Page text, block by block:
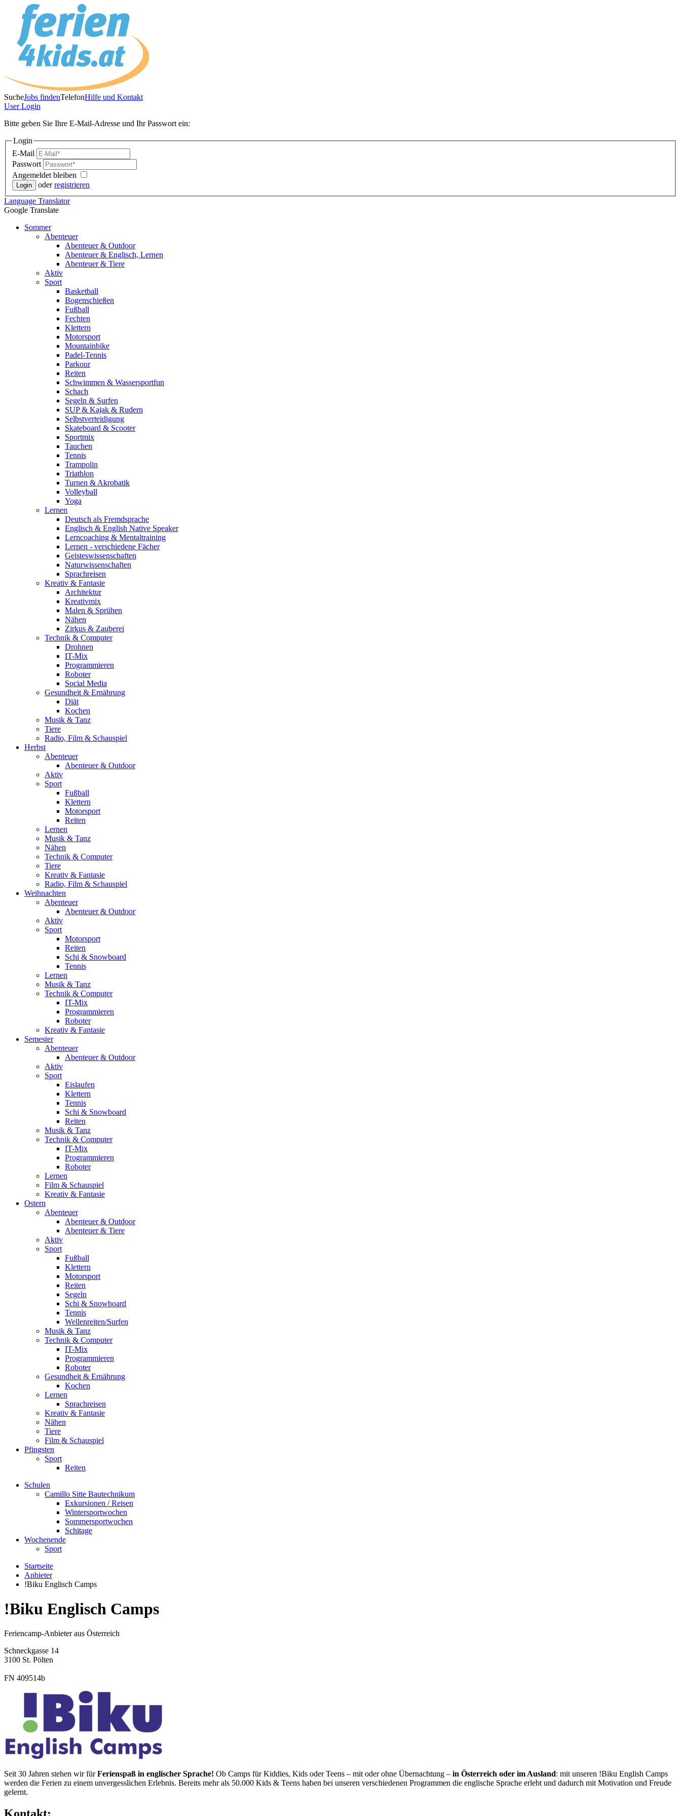
SucheJobs findenTelefonHilfe und Kontakt
UserLogin
Bitte geben Sie Ihre E-Mail-Adresse und Ihr Passwort ein:
Login
E-Mail
Passwort
Angemeldet bleiben
oderregistrieren
Language Translator
Google Translate
Sommer
Abenteuer
Abenteuer & Outdoor
Abenteuer & Englisch, Lernen
Abenteuer & Tiere
Aktiv
Sport
Basketball
Bogenschießen
Fußball
Fechten
Klettern
Motorsport
Mountainbike
Padel-Tennis
Parkour
Reiten
Schwimmen & Wassersportfun
Schach
Segeln & Surfen
SUP & Kajak & Rudern
Selbstverteidigung
Skateboard & Scooter
Sportmix
Tauchen
Tennis
Trampolin
Triathlon
Turnen & Akrobatik
Volleyball
Yoga
Lernen
Deutsch als Fremdsprache
Englisch & English Native Speaker
Lerncoaching & Mentaltraining
Lernen - verschiedene Fächer
Geisteswissenschaften
Naturwissenschaften
Sprachreisen
Kreativ & Fantasie
Architektur
Kreativmix
Malen & Sprühen
Nähen
Zirkus & Zauberei
Technik & Computer
Drohnen
IT-Mix
Programmieren
Roboter
Social Media
Gesundheit & Ernährung
Diät
Kochen
Musik & Tanz
Tiere
Radio, Film & Schauspiel
Herbst
Abenteuer
Abenteuer & Outdoor
Aktiv
Sport
Fußball
Klettern
Motorsport
Reiten
Lernen
Musik & Tanz
Nähen
Technik & Computer
Tiere
Kreativ & Fantasie
Radio, Film & Schauspiel
Weihnachten
Abenteuer
Abenteuer & Outdoor
Aktiv
Sport
Motorsport
Reiten
Schi & Snowboard
Tennis
Lernen
Musik & Tanz
Technik & Computer
IT-Mix
Programmieren
Roboter
Kreativ & Fantasie
Semester
Abenteuer
Abenteuer & Outdoor
Aktiv
Sport
Eislaufen
Klettern
Tennis
Schi & Snowboard
Reiten
Musik & Tanz
Technik & Computer
IT-Mix
Programmieren
Roboter
Lernen
Film & Schauspiel
Kreativ & Fantasie
Ostern
Abenteuer
Abenteuer & Outdoor
Abenteuer & Tiere
Aktiv
Sport
Fußball
Klettern
Motorsport
Reiten
Segeln
Schi & Snowboard
Tennis
Wellenreiten/Surfen
Musik & Tanz
Technik & Computer
IT-Mix
Programmieren
Roboter
Gesundheit & Ernährung
Kochen
Lernen
Sprachreisen
Kreativ & Fantasie
Nähen
Tiere
Film & Schauspiel
Pfingsten
Sport
Reiten
Schulen
Camillo Sitte Bautechnikum
Exkursionen / Reisen
Wintersportwochen
Sommersportwochen
Schitage
Wochenende
Sport
Startseite
Anbieter
!Biku Englisch Camps
!Biku Englisch Camps
Feriencamp-Anbieter aus Österreich
Schneckgasse 14
3100 St. Pölten
FN 409514b
Seit 30 Jahren stehen wir fürFerienspaß in englischer Sprache! Ob Camps für Kiddies, Kids oder Teens – mit oder ohne Übernachtung – in Österreich oder im Ausland: mit unseren !Biku English Camps
werden die Ferien zu einem unvergesslichen Erlebnis. Bereits mehr als 50.000 Kids & Teens haben bei unseren verschiedenen Programmen die englische Sprache erlebt und dadurch mit Motivation und Freude
gelernt.